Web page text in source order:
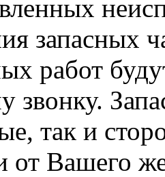
запасных
работ
звонку.
так и
от Вашего